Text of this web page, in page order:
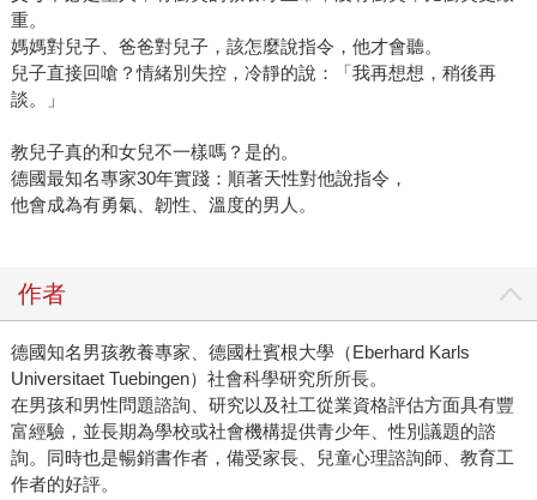
重。
媽媽對兒子、爸爸對兒子，該怎麼說指令，他才會聽。
兒子直接回嗆？情緒別失控，冷靜的說：「我再想想，稍後再
談。」
教兒子真的和女兒不一樣嗎？是的。
德國最知名專家30年實踐：順著天性對他說指令，
他會成為有勇氣、韌性、溫度的男人。
作者
德國知名男孩教養專家、德國杜賓根大學（Eberhard Karls
Universitaet Tuebingen）社會科學研究所所長。
在男孩和男性問題諮詢、研究以及社工從業資格評估方面具有豐
富經驗，並長期為學校或社會機構提供青少年、性別議題的諮
詢。同時也是暢銷書作者，備受家長、兒童心理諮詢師、教育工
作者的好評。